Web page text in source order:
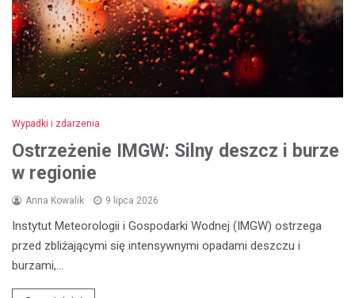
Wypadki i zdarzenia
Ostrzeżenie IMGW: Silny deszcz i burze
w regionie
Anna Kowalik 9 lipca 2026
Instytut Meteorologii i Gospodarki Wodnej (IMGW) ostrzega
przed zbliżającymi się intensywnymi opadami deszczu i
burzami,…